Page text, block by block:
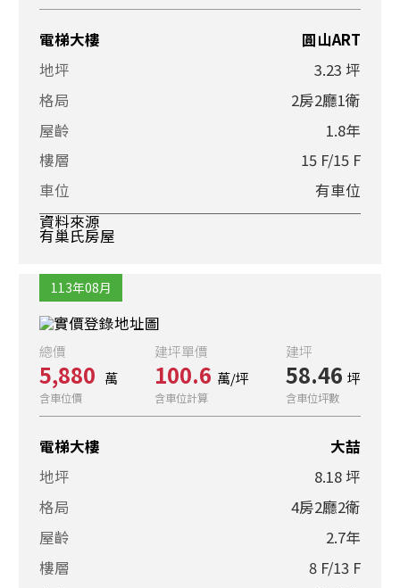
電梯大樓
圓山ART
地坪
3.23 坪
格局
2房2廳1衛
屋齡
1.8年
樓層
15 F/15 F
車位
有車位
資料來源
有巢氏房屋
113年08月
總價
5,880 萬
含車位價
建坪單價
100.6 萬/坪
含車位計算
建坪
58.46 坪
含車位坪數
電梯大樓
大喆
地坪
8.18 坪
格局
4房2廳2衛
屋齡
2.7年
樓層
8 F/13 F